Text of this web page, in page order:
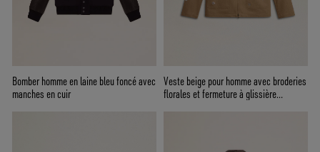
Bomber homme en laine bleu foncé avec
manches en cuir
Veste beige pour homme avec broderies
florales et fermeture à glissière